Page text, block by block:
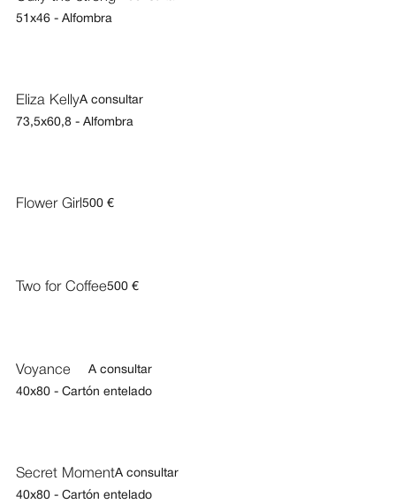
51x46 - Alfombra
Eliza KellyA consultar
73,5x60,8 - Alfombra
Flower Girl500 €
Two for Coffee500 €
Voyance
A consultar
40x80 - Cartón entelado
Secret MomentA consultar
40x80 - Cartón entelado